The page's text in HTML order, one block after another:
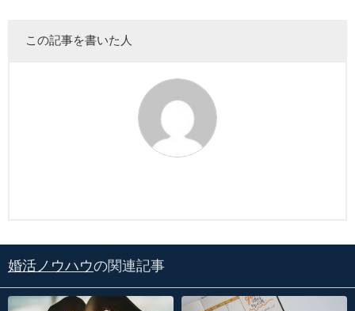
この記事を書いた人
婚活ノウハウの関連記事